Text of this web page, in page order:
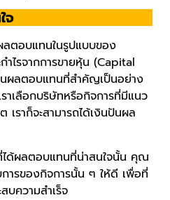
จ
ตอบแทนในรูปแบบของ
ไรจากการขายหุ้น (Capital
ผลตอบแทนที่สำคัญเป็นอย่าง
ราเลือกบริษัทหรือกิจการที่มีแนว
เราก็จะสามารถได้เงินปันผล
ได้ผลตอบแทนที่น่าสนใจนั้น คุณ
ารของกิจการนั้น ๆ ให้ดี เพื่อที่
บความสำเร็จ